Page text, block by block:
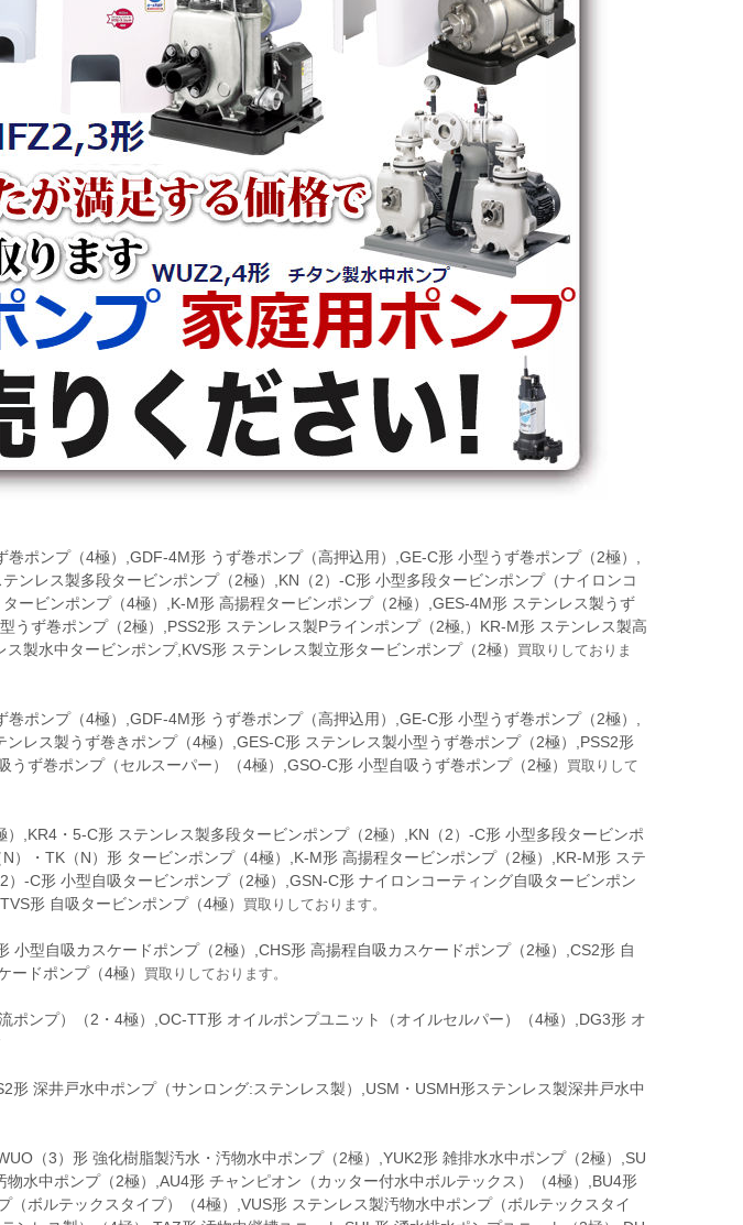
ポンプ（4極）,GDF-4M形 うず巻ポンプ（高押込用）,GE-C形 小型うず巻ポンプ（2極）,
ンレス製多段タービンポンプ（2極）,KN（2）-C形 小型多段タービンポンプ（ナイロンコ
ービンポンプ（4極）,K-M形 高揚程タービンポンプ（2極）,GES-4M形 ステンレス製うず
うず巻ポンプ（2極）,PSS2形 ステンレス製Pラインポンプ（2極,）KR-M形 ステンレス製高
製水中タービンポンプ,KVS形 ステンレス製立形タービンポンプ（2極） 買取りしておりま
ポンプ（4極）,GDF-4M形 うず巻ポンプ（高押込用）,GE-C形 小型うず巻ポンプ（2極）,
レス製うず巻きポンプ（4極）,GES-C形 ステンレス製小型うず巻ポンプ（2極）,PSS2形
うず巻ポンプ（セルスーパー）（4極）,GSO-C形 小型自吸うず巻ポンプ（2極） 買取りして
,KR4・5-C形 ステンレス製多段タービンポンプ（2極）,KN（2）-C形 小型多段タービンポ
）・TK（N）形 タービンポンプ（4極）,K-M形 高揚程タービンポンプ（2極）,KR-M形 ステ
-C形 小型自吸タービンポンプ（2極）,GSN-C形 ナイロンコーティング自吸タービンポン
形 自吸タービンポンプ（4極） 買取りしております。
小型自吸カスケードポンプ（2極）,CHS形 高揚程自吸カスケードポンプ（2極）,CS2形 自
ードポンプ（4極） 買取りしております。
ポンプ）（2・4極）,OC-TT形 オイルポンプユニット（オイルセルパー）（4極）,DG3形 オ
形 深井戸水中ポンプ（サンロング:ステンレス製）,USM・USMH形ステンレス製深井戸水中
（3）形 強化樹脂製汚水・汚物水中ポンプ（2極）,YUK2形 雑排水水中ポンプ（2極）,SU
水中ポンプ（2極）,AU4形 チャンピオン（カッター付水中ボルテックス）（4極）,BU4形
（ボルテックスタイプ）（4極）,VUS形 ステンレス製汚物水中ポンプ（ボルテックスタイ